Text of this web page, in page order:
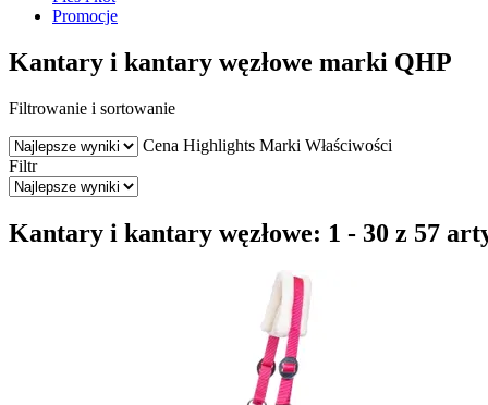
Promocje
Kantary i kantary węzłowe marki QHP
Filtrowanie i sortowanie
Cena Highlights Marki Właściwości
Filtr
Kantary i kantary węzłowe: 1 - 30 z 57